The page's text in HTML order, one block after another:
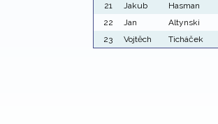
21
Jakub
Hasman
22
Jan
Altynski
23
Vojtěch Ticháček